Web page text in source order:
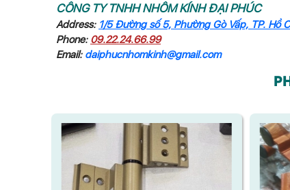
CÔNG TY TNHH NHÔM KÍNH ĐẠI PHÚC
Address: 1/5 Đường số 5, Phường Gò Vấp, TP. Hồ
Phone: 09.22.24.66.99
Email: daiphucnhomkinh@gmail.com